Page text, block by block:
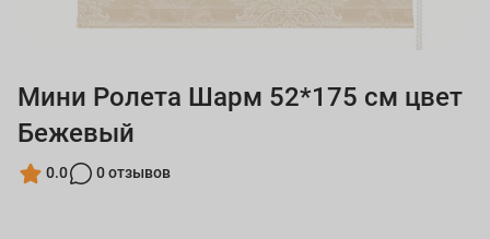
Мини Ролета Шарм 52*175 см цвет
Бежевый
0.0 0 отзывов